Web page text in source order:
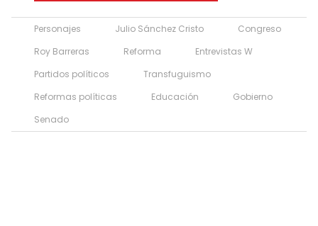
Personajes Julio Sánchez Cristo
Congreso
Roy Barreras
Reforma
Entrevistas W
Partidos políticos
Transfuguismo
Reformas políticas
Educación
Gobierno
Senado